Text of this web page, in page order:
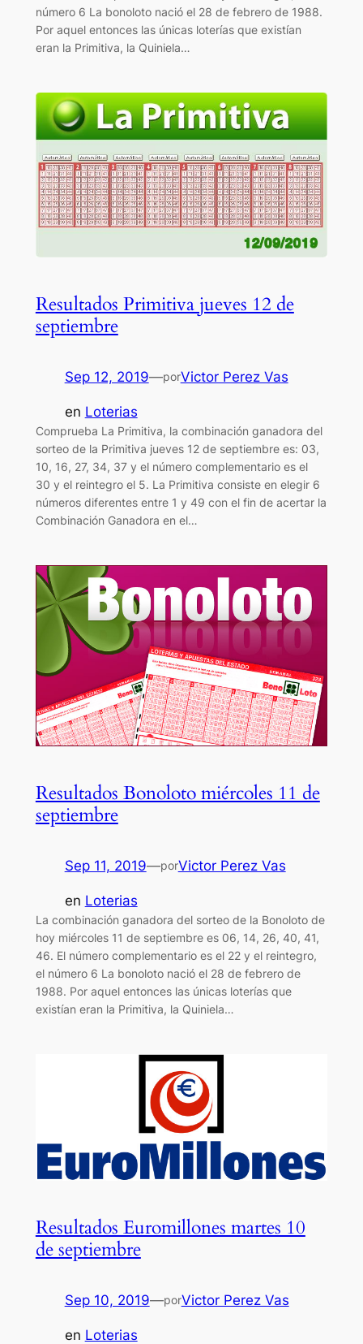
número 6 La bonoloto nació el 28 de febrero de 1988.
Por aquel entonces las únicas loterías que existían
eran la Primitiva, la Quiniela…
Resultados Primitiva jueves 12 de
septiembre
Sep 12, 2019—porVictor Perez Vas
en Loterias
Comprueba La Primitiva, la combinación ganadora del
sorteo de la Primitiva jueves 12 de septiembre es: 03,
10, 16, 27, 34, 37 y el número complementario es el
30 y el reintegro el 5. La Primitiva consiste en elegir 6
números diferentes entre 1 y 49 con el fin de acertar la
Combinación Ganadora en el…
Resultados Bonoloto miércoles 11 de
septiembre
Sep 11, 2019—porVictor Perez Vas
en Loterias
La combinación ganadora del sorteo de la Bonoloto de
hoy miércoles 11 de septiembre es 06, 14, 26, 40, 41,
46. El número complementario es el 22 y el reintegro,
el número 6 La bonoloto nació el 28 de febrero de
1988. Por aquel entonces las únicas loterías que
existían eran la Primitiva, la Quiniela…
Resultados Euromillones martes 10
de septiembre
Sep 10, 2019—porVictor Perez Vas
en Loterias